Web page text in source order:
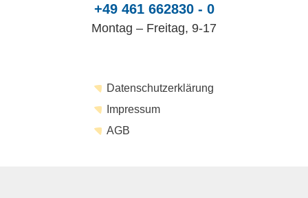
+49 461 662830 - 0
Montag – Freitag, 9-17
Datenschutzerklärung
Impressum
AGB